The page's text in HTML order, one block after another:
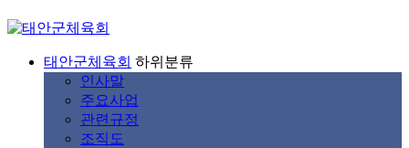
태안군체육회 하위분류
인사말
주요사업
관련규정
조직도